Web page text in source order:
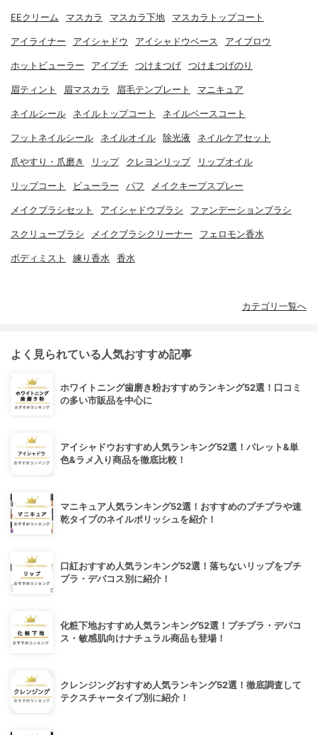
EEクリーム マスカラ マスカラ下地 マスカラトップコート
アイライナー アイシャドウ アイシャドウベース アイブロウ
ホットビューラー アイプチ つけまつげ つけまつげのり
眉ティント 眉マスカラ 眉毛テンプレート マニキュア
ネイルシール ネイルトップコート ネイルベースコート
フットネイルシール ネイルオイル 除光液 ネイルケアセット
爪やすり・爪磨き リップ クレヨンリップ リップオイル
リップコート ビューラー パフ メイクキープスプレー
メイクブラシセット アイシャドウブラシ ファンデーションブラシ
スクリューブラシ メイクブラシクリーナー フェロモン香水
ボディミスト 練り香水 香水
カテゴリ一覧へ
よく見られている人気おすすめ記事
ホワイトニング歯磨き粉おすすめランキング52選！口コミ
の多い市販品を中心に
アイシャドウおすすめ人気ランキング52選！パレット&単
色&ラメ入り商品を徹底比較！
マニキュア人気ランキング52選！おすすめのプチプラや速
乾タイプのネイルポリッシュを紹介！
口紅おすすめ人気ランキング52選！落ちないリップをプチ
プラ・デパコス別に紹介！
化粧下地おすすめ人気ランキング52選！プチプラ・デパコ
ス・敏感肌向けナチュラル商品も登場！
クレンジングおすすめ人気ランキング52選！徹底調査して
テクスチャータイプ別に紹介！